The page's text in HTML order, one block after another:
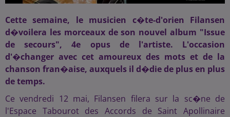
Cette semaine, le musicien c�te-d'orien Filansen
d�voilera les morceaux de son nouvel album "Issue
de secours", 4e opus de l'artiste. L'occasion
d'�changer avec cet amoureux des mots et de la
chanson fran�aise, auxquels il d�die de plus en plus
de temps.
Ce vendredi 12 mai, Filansen filera sur la sc�ne de
l'Espace Tabourot des Accords de Saint Apollinaire